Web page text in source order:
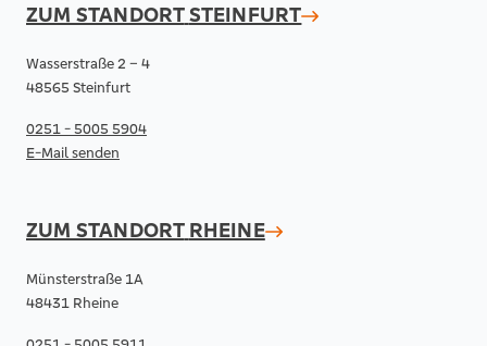
ZUM STANDORTSTEINFURT
Wasserstraße 2 – 4
48565 Steinfurt
0251 - 5005 5904
E-Mail senden
ZUM STANDORT RHEINE
Münsterstraße 1A
48431 Rheine